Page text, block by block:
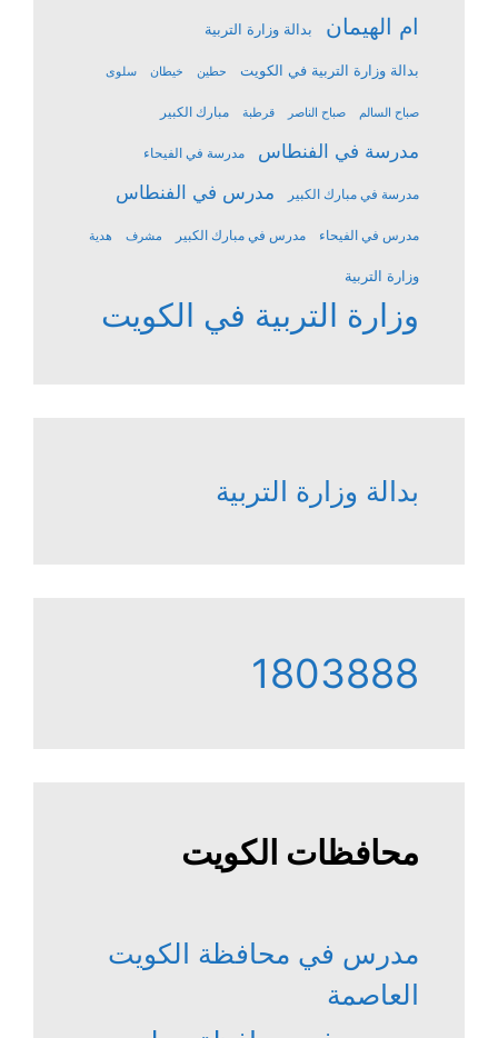
ام الهيمان بدالة وزارة التربية
بدالة وزارة التربية في الكويت حطين خيطان سلوى
صباح السالم صباح الناصر قرطبة مبارك الكبير
مدرسة في الفنطاس مدرسة في الفيحاء
مدرسة في مبارك الكبير مدرس في الفنطاس
مدرس في الفيحاء مدرس في مبارك الكبير مشرف هدية
وزارة التربية
وزارة التربية في الكويت
بدالة وزارة التربية
1803888
محافظات الكويت
مدرس في محافظة الكويت
العاصمة